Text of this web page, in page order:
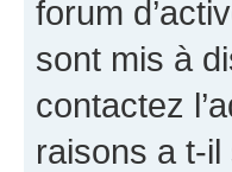
forum
sont mis à
contactez
raisons a t-